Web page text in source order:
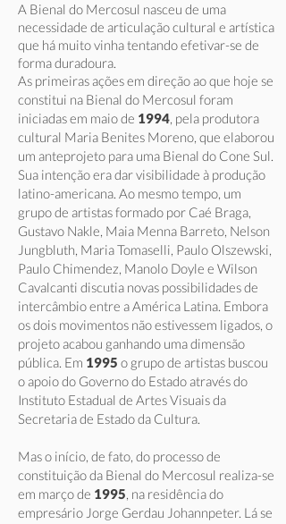
A Bienal do Mercosul nasceu de uma
necessidade de articulação cultural e artística
que há muito vinha tentando efetivar-se de
forma duradoura.
As primeiras ações em direção ao que hoje se
constitui na Bienal do Mercosul foram
iniciadas em maio de 1994, pela produtora
cultural Maria Benites Moreno, que elaborou
um anteprojeto para uma Bienal do Cone Sul.
Sua intenção era dar visibilidade à produção
latino-americana. Ao mesmo tempo, um
grupo de artistas formado por Caé Braga,
Gustavo Nakle, Maia Menna Barreto, Nelson
Jungbluth, Maria Tomaselli, Paulo Olszewski,
Paulo Chimendez, Manolo Doyle e Wilson
Cavalcanti discutia novas possibilidades de
intercâmbio entre a América Latina. Embora
os dois movimentos não estivessem ligados, o
projeto acabou ganhando uma dimensão
pública. Em 1995 o grupo de artistas buscou
o apoio do Governo do Estado através do
Instituto Estadual de Artes Visuais da
Secretaria de Estado da Cultura.
Mas o início, de fato, do processo de
constituição da Bienal do Mercosul realiza-se
em março de 1995, na residência do
empresário Jorge Gerdau Johannpeter. Lá se